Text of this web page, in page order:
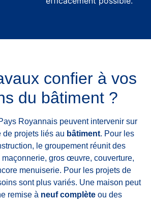
confier à vos
du bâtiment ?
Royannais peuvent intervenir sur
de projets liés au bâtiment. Pour les
le groupement réunit des
gros œuvre, couverture,
menuiserie. Pour les projets de
sont plus variés. Une maison peut
remise à neuf complèteou des